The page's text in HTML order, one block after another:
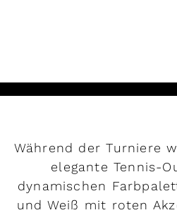
Rendez-vous
Während der Turniere
elegante Tennis-
dynamischen
und Weiß mit roten